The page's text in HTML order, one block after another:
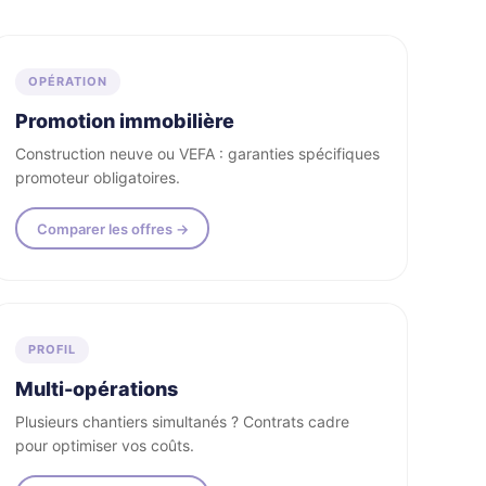
OPÉRATION
Promotion immobilière
Construction neuve ou VEFA : garanties spécifiques
promoteur obligatoires.
Comparer les offres →
PROFIL
Multi-opérations
Plusieurs chantiers simultanés ? Contrats cadre
pour optimiser vos coûts.